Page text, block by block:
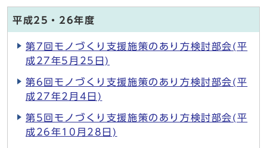
平成25・26年度
第7回モノづくり支援施策のあり方検討部会(平
成27年5月25日)
第6回モノづくり支援施策のあり方検討部会(平
成27年2月4日)
第5回モノづくり支援施策のあり方検討部会(平
成26年10月28日)